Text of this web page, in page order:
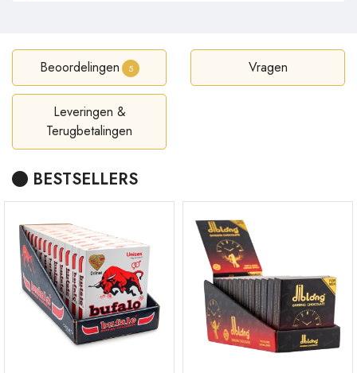
Beoordelingen 5 Vragen
Leveringen &
Terugbetalingen
BESTSELLERS